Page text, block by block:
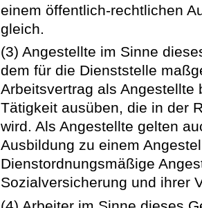
einem öffentlich-rechtlichen
gleich.
(3) Angestellte im Sinne
dem für die Dienststelle
Arbeitsvertrag als
Tätigkeit ausüben, die in der
wird. Als Angestellte gelten
Ausbildung zu einem
Dienstordnungsmäßige
Sozialversicherung und ihrer